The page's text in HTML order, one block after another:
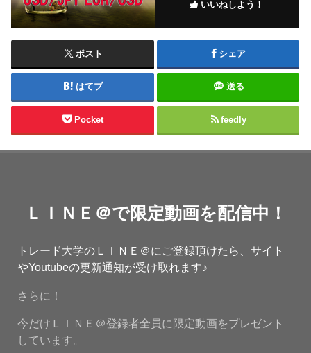
いいねしよう！
ポスト シェア
はてブ 送る
Pocket feedly
ＬＩＮＥ＠で限定動画を配信中！
トレード大学のＬＩＮＥ＠にご登録頂けたら、サイト
やYoutubeの更新通知が受け取れます♪
さらに！
今だけＬＩＮＥ＠登録者全員に限定動画をプレゼント
しています。